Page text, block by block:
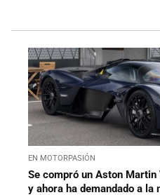
EN MOTORPASIÓN
Se compró un Aston
y ahora ha demandado a